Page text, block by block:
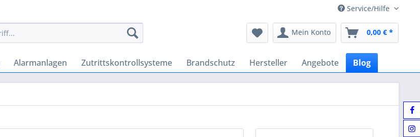
Service/Hilfe
Mein Konto 0,00 € *
Alarmanlagen Zutrittskontrollsysteme Brandschutz Hersteller Angebote Blog